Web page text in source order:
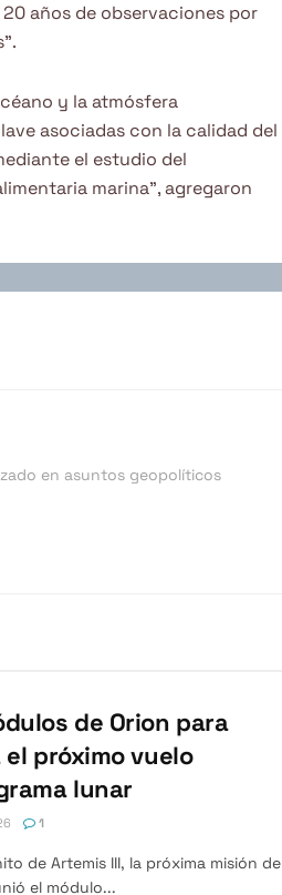
20 años de observaciones por
y la atmósfera
asociadas con la calidad del
el estudio del
marina”, agregaron
en asuntos geopolíticos
de Orion para
próximo vuelo
lunar
1
de Artemis III, la próxima misión de
el módulo...